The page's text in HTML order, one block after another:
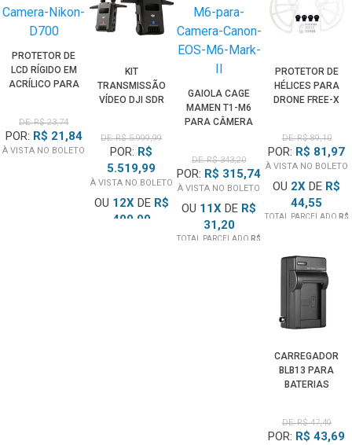
PROTETOR DE
LCD RÍGIDO EM
ACRÍLICO PARA
DE: R$ 23,74
POR: R$ 21,84
À VISTA NO BOLETO
KIT
TRANSMISSÃO
VÍDEO DJI SDR
WIRELESS
DE: R$ 5.999,99
POR: R$
5.519,99
À VISTA NO BOLETO
OU 12XDE R$
499,99
GAIOLA CAGE
MAMEN T1-M6
PARA CÂMERA
DE: R$ 343,20
POR: R$ 315,74
À VISTA NO BOLETO
OU 11X DE R$
31,20
TOTAL PARCELADOR$
PROTETOR DE
HÉLICES PARA
DRONE FREE-X
DE: R$ 89,10
POR: R$ 81,97
À VISTA NO BOLETO
OU 2X DE R$
44,55
TOTAL PARCELADO R$
CARREGADOR
BLB13 PARA
BATERIAS
(BIVOLT)
DE: R$ 47,49
POR: R$ 43,69